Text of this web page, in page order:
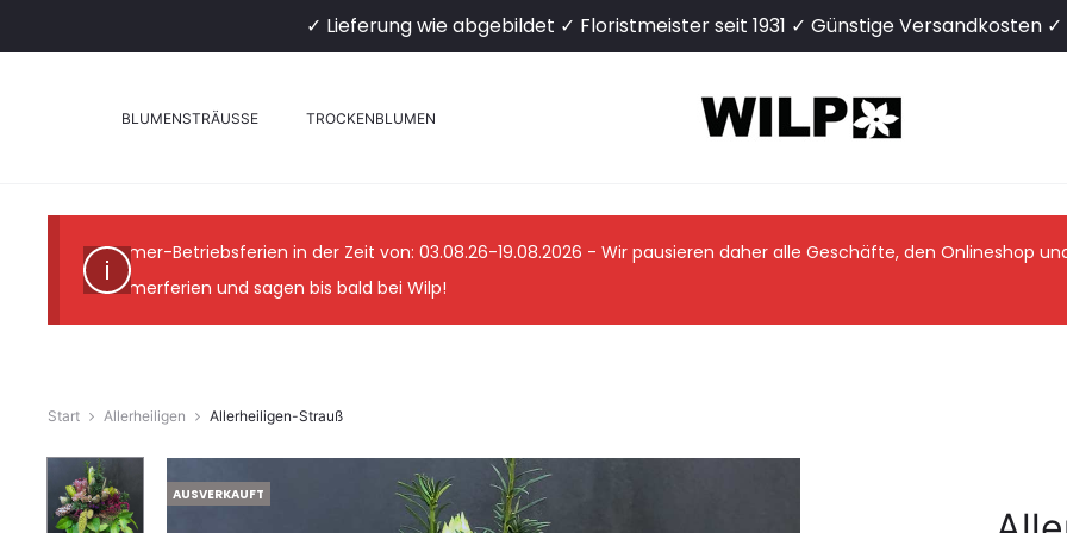
✓ Lieferung wie abgebildet ✓ Floristmeister seit 1931 ✓ Günstige Versandkosten
BLUMENSTRÄUSSE TROCKENBLUMEN
Sommer-Betriebsferien in der Zeit von: 03.08.26-19.08.2026 - Wir pausieren daher alle Geschäfte, den Onlineshop
Sommerferien und sagen bis bald bei Wilp!
Start Allerheiligen Allerheiligen-Strauß
AUSVERKAUFT